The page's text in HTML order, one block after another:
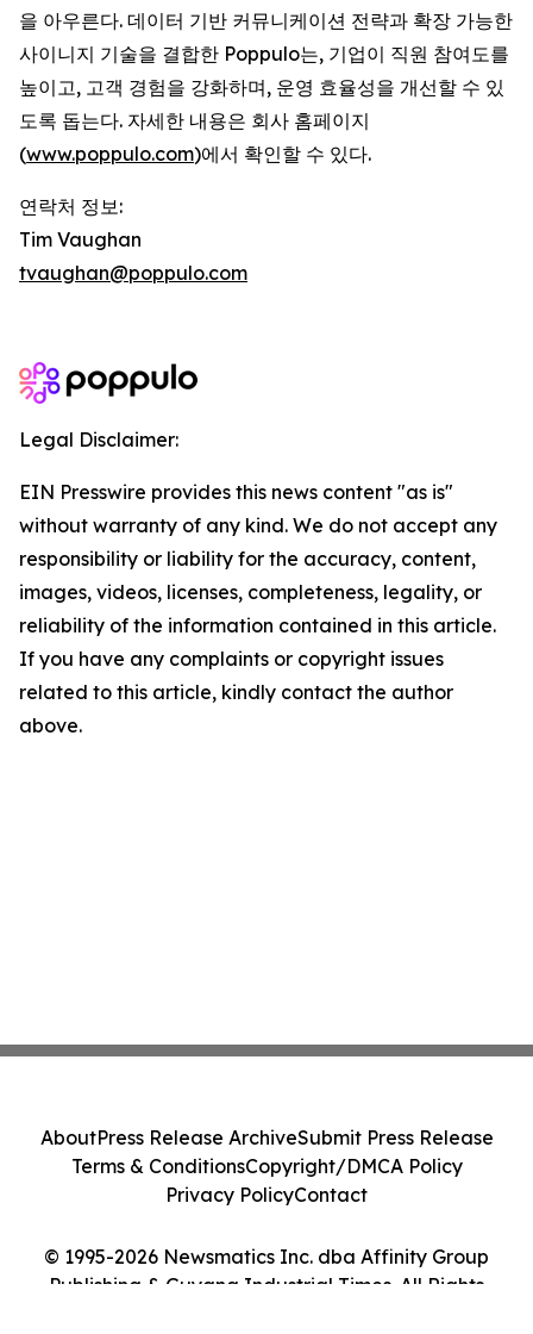
을 아우른다. 데이터 기반 커뮤니케이션 전략과 확장 가능한
사이니지 기술을 결합한 Poppulo는, 기업이 직원 참여도를
높이고, 고객 경험을 강화하며, 운영 효율성을 개선할 수 있
도록 돕는다. 자세한 내용은 회사 홈페이지
(www.poppulo.com)에서 확인할 수 있다.
연락처 정보:
Tim Vaughan
tvaughan@poppulo.com
Legal Disclaimer:
EIN Presswire provides this news content "as is"
without warranty of any kind. We do not accept any
responsibility or liability for the accuracy, content,
images, videos, licenses, completeness, legality, or
reliability of the information contained in this article.
If you have any complaints or copyright issues
related to this article, kindly contact the author
above.
© 1995-2026 Newsmatics Inc. dba Affinity Group
Publishing & Guyana Industrial Times. All Rights
AboutPress Release ArchiveSubmit Press Release
Terms & ConditionsCopyright/DMCA Policy
Privacy PolicyContact